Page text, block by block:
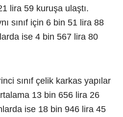
lira 59 kuruşa ulaştı.
sınıf için 6 bin 51 lira 88
ise 4 bin 567 lira 80
sınıf çelik karkas yapılar
13 bin 656 lira 26
ise 18 bin 946 lira 45